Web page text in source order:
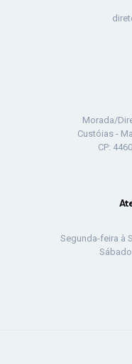
Morada/
Custóias -
CP:
Segunda-feira à